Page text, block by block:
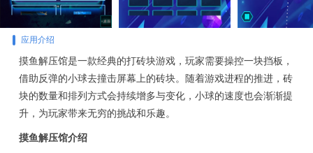
应用介绍
摸鱼解压馆是一款经典的打砖块游戏，玩家需要操控一块挡板，
借助反弹的小球去撞击屏幕上的砖块。随着游戏进程的推进，砖
块的数量和排列方式会持续增多与变化，小球的速度也会渐渐提
升，为玩家带来无穷的挑战和乐趣。
摸鱼解压馆介绍